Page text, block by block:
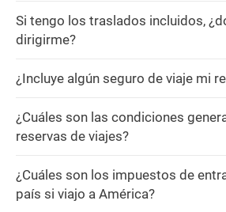
Si tengo los traslados incluidos,
dirigirme?
¿Incluye algún seguro de viaje mi
¿Cuáles son las condiciones
reservas de viajes?
¿Cuáles son los impuestos de
país si viajo a América?